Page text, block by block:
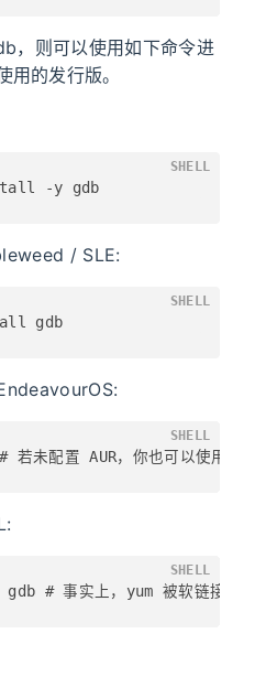
，则可以使用如下命令进
的发行版。
-y gdb
SHELL
/ SLE:
gdb
SHELL
未配置 AUR，你也可以使用
SHELL
# 事实上，yum 被软链接到
SHELL